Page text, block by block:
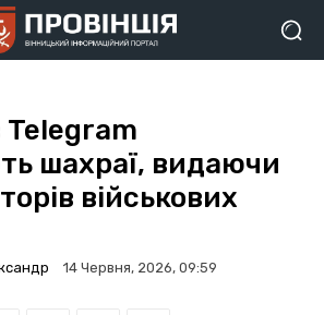
шахраї, видаючи
військових
14 Червня, 2026, 09:59